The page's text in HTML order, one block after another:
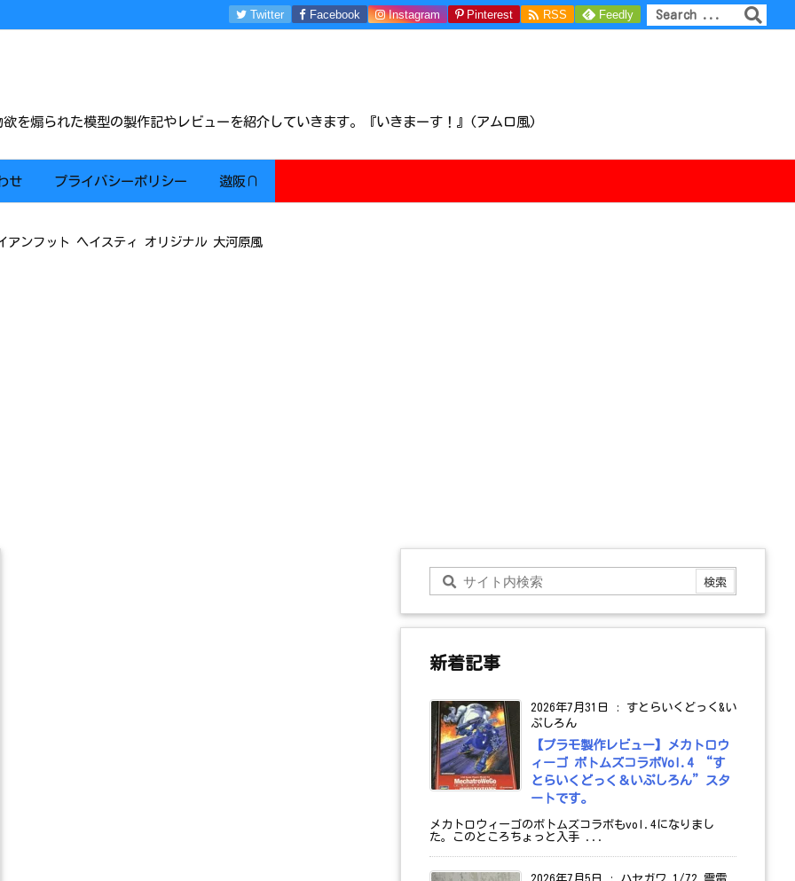
を煽られた模型の製作記やレビューを紹介していきます。『いきまーす！』(アムロ風)
せ プライバシーポリシー 遨阪∩
Twitter Facebook Instagram Pinterest  RSS Feedly
アンフット ヘイスティ オリジナル 大河原風
新着記事
2026年7月31日 : すとらいくどっく&い
ぷしろん
【プラモ製作レビュー】メカトロウ
ィーゴ ボトムズコラボVol.4 “す
とらいくどっく＆いぷしろん”スタ
ートです。
メカトロウィーゴのボトムズコラボもvol.4になりまし
た。このところちょっと入手 ...
2026年7月5日 : ハセガワ 1/72 震電